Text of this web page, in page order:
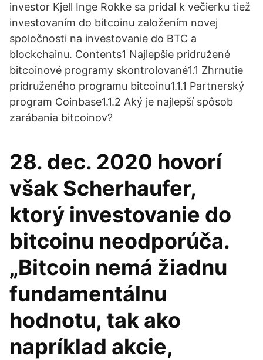
investor Kjell Inge Rokke sa pridal k večierku tiež
investovaním do bitcoinu založením novej
spoločnosti na investovanie do BTC a
blockchainu. Contents1 Najlepšie pridružené
bitcoinové programy skontrolované1.1 Zhrnutie
pridruženého programu bitcoinu1.1.1 Partnerský
program Coinbase1.1.2 Aký je najlepší spôsob
zarábania bitcoinov?
28. dec. 2020 hovorí
však Scherhaufer,
ktorý investovanie do
bitcoinu neodporúča.
„Bitcoin nemá žiadnu
fundamentálnu
hodnotu, tak ako
napríklad akcie,